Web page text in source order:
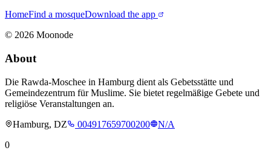
HomeFind a mosqueDownload the app
© 2026 Moonode
About
Die Rawda-Moschee in Hamburg dient als Gebetsstätte und
Gemeindezentrum für Muslime. Sie bietet regelmäßige Gebete und
religiöse Veranstaltungen an.
Hamburg, DZ
004917659700200
N/A
0